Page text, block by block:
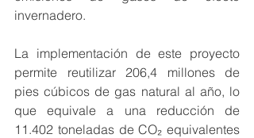
invernadero.
La implementación de este proyecto
permite reutilizar 206,4 millones de
pies cúbicos de gas natural al año, lo
que equivale a una reducción de
11.402 toneladas de CO₂ equivalentes